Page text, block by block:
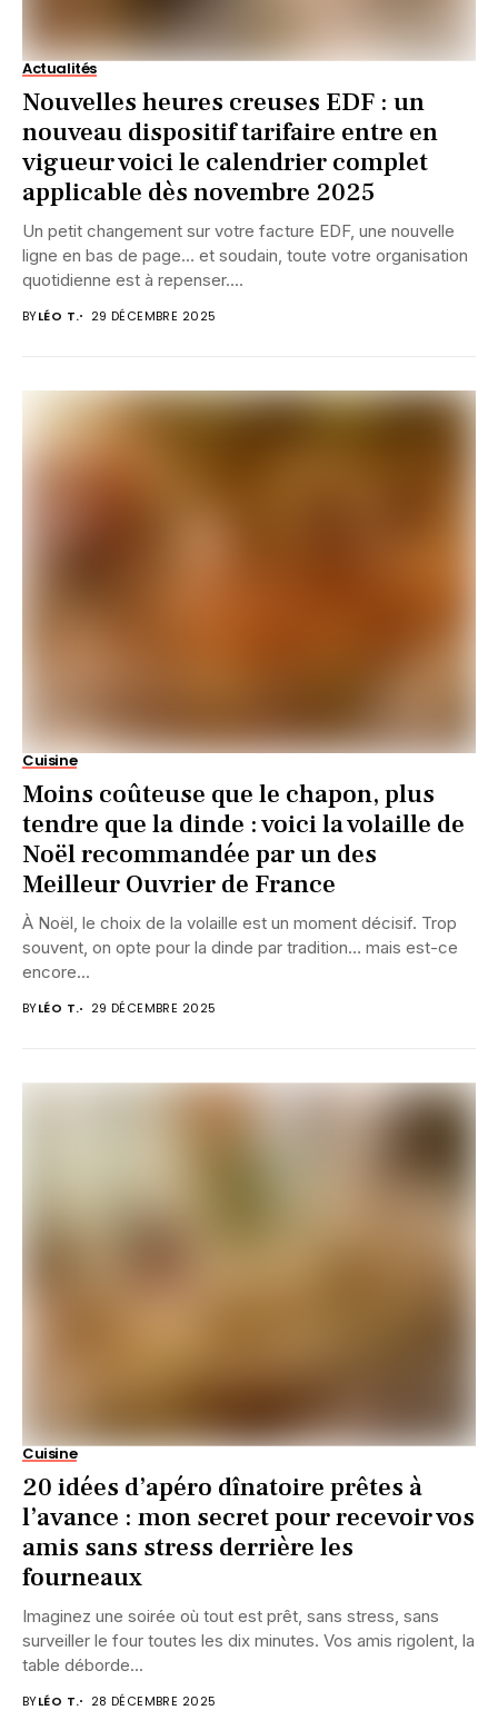
Actualités
Nouvelles heures creuses EDF : un
nouveau dispositif tarifaire entre en
vigueur voici le calendrier complet
applicable dès novembre 2025
Un petit changement sur votre facture EDF, une nouvelle
ligne en bas de page… et soudain, toute votre organisation
quotidienne est à repenser....
BYLÉO T. 29 DÉCEMBRE 2025
Cuisine
Moins coûteuse que le chapon, plus
tendre que la dinde : voici la volaille de
Noël recommandée par un des
Meilleur Ouvrier de France
À Noël, le choix de la volaille est un moment décisif. Trop
souvent, on opte pour la dinde par tradition… mais est-ce
encore...
BYLÉO T. 29 DÉCEMBRE 2025
Cuisine
20 idées d’apéro dînatoire prêtes à
l’avance : mon secret pour recevoir vos
amis sans stress derrière les
fourneaux
Imaginez une soirée où tout est prêt, sans stress, sans
surveiller le four toutes les dix minutes. Vos amis rigolent, la
table déborde...
BYLÉO T. 28 DÉCEMBRE 2025